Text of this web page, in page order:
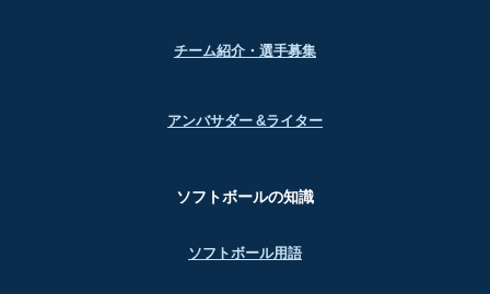
チーム紹介・選手募集
アンバサダー &ライター
ソフトボールの知識
ソフトボール用語